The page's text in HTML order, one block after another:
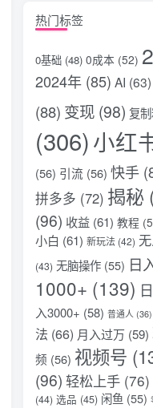
热门标签
0基础 (48) 0成本 (52)
2024年 (85) AI (63)
(88) 变现 (98) 复
(306)小红
(56) 引流 (56) 快手
拼多多 (72) 揭秘
(96) 收益 (61) 教程
小白 (61) 新玩法 (42)
(43) 无脑操作 (55) 日
1000+ (139)
入3000+ (58) 普通人 (36)
法 (66) 月入过万 (59)
频 (56) 视频号
(96) 轻松上手 (76)
(44) 选品 (45) 闲鱼 (55)